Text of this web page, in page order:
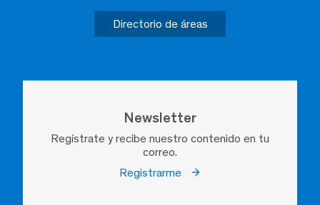
Directorio de áreas
Newsletter
Regístrate y recibe nuestro contenido en tu
correo.
Registrarme